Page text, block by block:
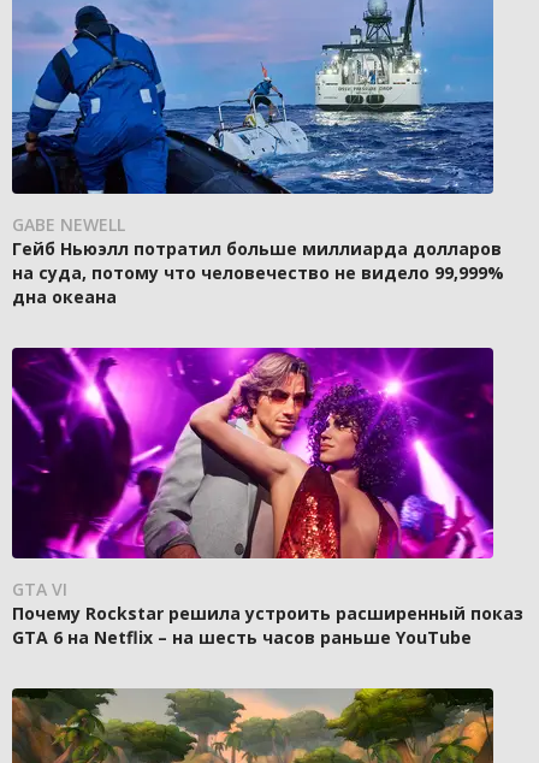
GABE NEWELL
Гейб Ньюэлл потратил больше миллиарда долларов
на суда, потому что человечество не видело 99,999%
дна океана
GTA VI
Почему Rockstar решила устроить расширенный показ
GTA 6 на Netflix – на шесть часов раньше YouTube